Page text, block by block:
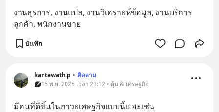
งานธุรการ, งานแปล, งานวิเคราะห์ข้อมูล, งานบริการ
ลูกค้า, พนักงานขาย
บันทึก
kantawath.p • ติดตาม
15 พ.ย. 2025 เวลา 23:12 • หุ้น & เศรษฐกิจ
มีคนที่ดีขึ้นในภาวะเศษฐกิจแบบนี้เยอะเช่น